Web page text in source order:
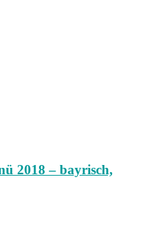
2018 – bayrisch,